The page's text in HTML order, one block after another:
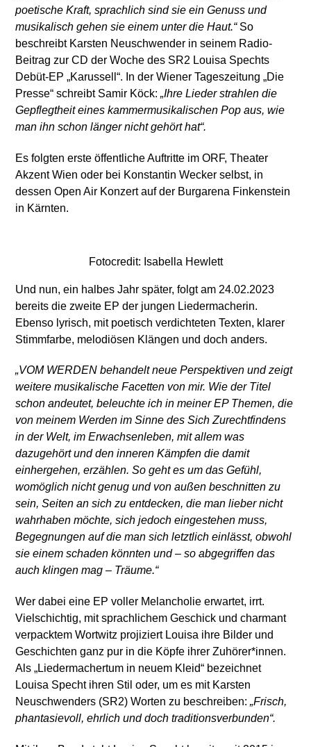
poetische Kraft, sprachlich sind sie ein Genuss und
musikalisch gehen sie einem unter die Haut.“So
beschreibt Karsten Neuschwender in seinem Radio-
Beitrag zur CD der Woche des SR2 Louisa Spechts
Debüt-EP „Karussell“. In der Wiener Tageszeitung „Die
Presse“ schreibt Samir Köck:„Ihre Lieder strahlen die
Gepflegtheit eines kammermusikalischen Pop aus, wie
man ihn schon länger nicht gehört hat“.
Es folgten erste öffentliche Auftritte im ORF, Theater
Akzent Wien oder bei Konstantin Wecker selbst, in
dessen Open Air Konzert auf der Burgarena Finkenstein
in Kärnten.
Fotocredit: Isabella Hewlett
Und nun, ein halbes Jahr später, folgt am 24.02.2023
bereits die zweite EP der jungen Liedermacherin.
Ebenso lyrisch, mit poetisch verdichteten Texten, klarer
Stimmfarbe, melodiösen Klängen und doch anders.
„VOM WERDEN behandelt neue Perspektiven und zeigt
weitere musikalische Facetten von mir. Wie der Titel
schon andeutet, beleuchte ich in meiner EP Themen, die
von meinem Werden im Sinne des Sich Zurechtfindens
in der Welt, im Erwachsenleben, mit allem was
dazugehört und den inneren Kämpfen die damit
einhergehen, erzählen. So geht es um das Gefühl,
womöglich nicht genug und von außen beschnitten zu
sein, Seiten an sich zu entdecken, die man lieber nicht
wahrhaben möchte, sich jedoch eingestehen muss,
Begegnungen auf die man sich letztlich einlässt, obwohl
sie einem schaden könnten und – so abgegriffen das
auch klingen mag – Träume.“
Wer dabei eine EP voller Melancholie erwartet, irrt.
Vielschichtig, mit sprachlichem Geschick und charmant
verpacktem Wortwitz projiziert Louisa ihre Bilder und
Geschichten ganz pur in die Köpfe ihrer Zuhörer*innen.
Als „Liedermachertum in neuem Kleid“ bezeichnet
Louisa Specht ihren Stil oder, um es mit Karsten
Neuschwenders (SR2) Worten zu beschreiben:„Frisch,
phantasievoll, ehrlich und doch traditionsverbunden“.